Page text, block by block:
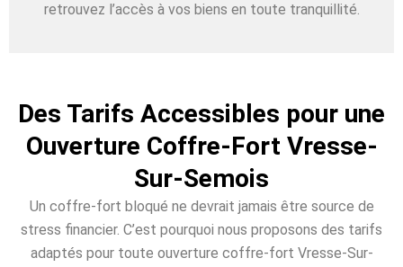
retrouvez l’accès à vos biens en toute tranquillité.
Des Tarifs Accessibles pour une
Ouverture Coffre-Fort Vresse-
Sur-Semois
Un coffre-fort bloqué ne devrait jamais être source de
stress financier. C’est pourquoi nous proposons des tarifs
adaptés pour toute ouverture coffre-fort Vresse-Sur-